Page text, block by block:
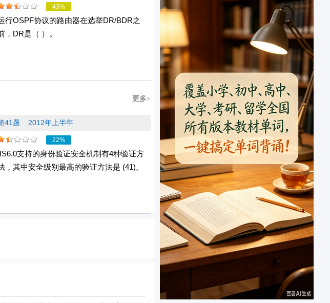
43%
行OSPF协议的路由器在选举DR/BDR之
，DR是（ ）。
更多>
41题 2012年上半年
22%
支持的身份验证安全机制有4种验证方
，其中安全级别最高的验证方法是 (41)。